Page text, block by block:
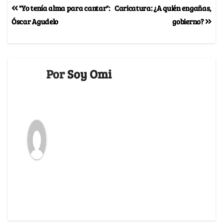
Caricatura: ¿A quién engañas,
gobierno?
"Yo tenía alma para cantar":
Óscar Agudelo
PorSoy Omi